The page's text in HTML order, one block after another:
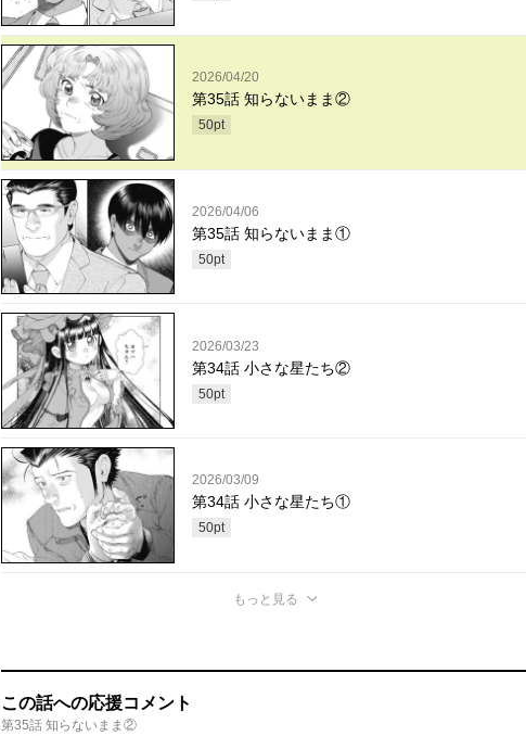
2026/04/20
第35話 知らないまま②
50pt
2026/04/06
第35話 知らないまま①
50pt
2026/03/23
第34話 小さな星たち②
50pt
2026/03/09
第34話 小さな星たち①
50pt
もっと見る
この話への応援コメント
第35話 知らないまま②